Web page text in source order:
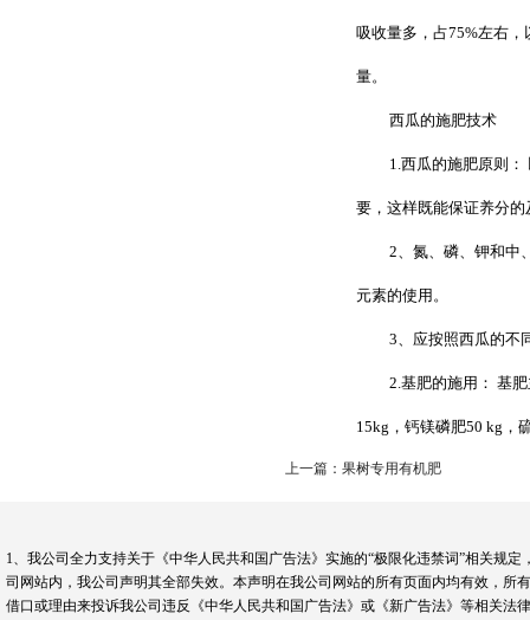
吸收量多，占75%左右
量。
西瓜的施肥技术
1.西瓜的施肥原则：
要，这样既能保证养分
2、氮、磷、钾和中
元素的使用。
3、应按照西瓜的不
2.基肥的施用： 基
15kg，钙镁磷肥50 kg，
上一篇：果树专用有机肥
1、我公司全力支持关于《中华人民共和国广告法》实施的“极限化违禁词”相关规
司网站内，我公司声明其全部失效。本声明在我公司网站的所有页面内均有效，
借口或理由来投诉我公司违反《中华人民共和国广告法》或《新广告法》等相关